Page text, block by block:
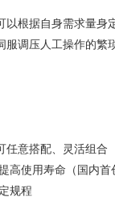
根据自身需求量身
调压人工操作的繁琐
意搭配、灵活组合
使用寿命（国内首
规程